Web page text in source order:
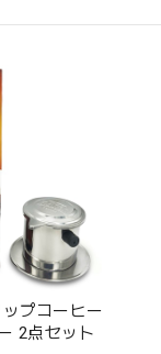
プコーヒー
2点セット